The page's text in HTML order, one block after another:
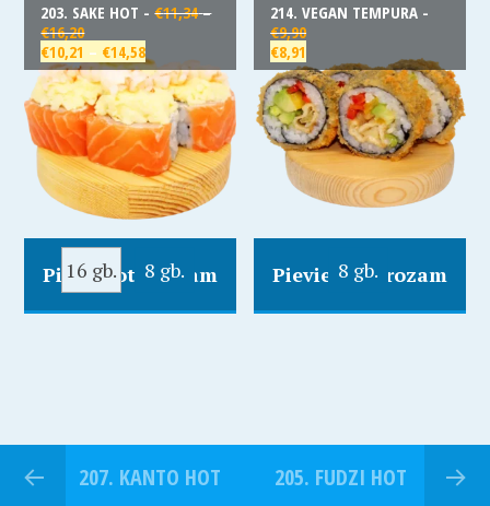
203. SAKE HOT -€11,34 –
€16,20
€10,21 – €14,58
16 gb. 8 gb.
Pievienot Grozam
214. VEGAN TEMPURA -
€9,90
€8,91
8 gb.
Pievienot Grozam
207. KANTO HOT 205. FUDZI HOT